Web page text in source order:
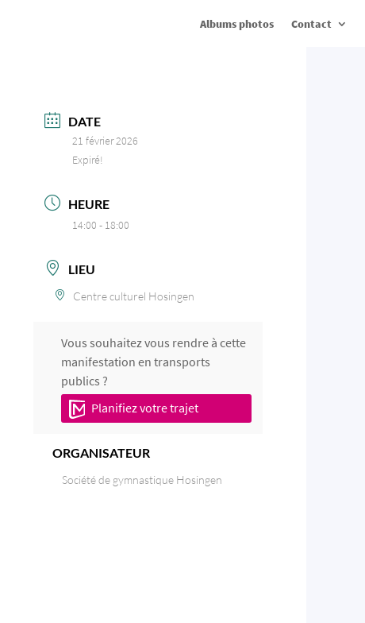
Albums photos Contact
DATE
21 février 2026
Expiré!
HEURE
14:00 - 18:00
LIEU
Centre culturel Hosingen
Vous souhaitez vous rendre à cette
manifestation en transports
publics ?
Planifiez votre trajet
ORGANISATEUR
Société de gymnastique Hosingen